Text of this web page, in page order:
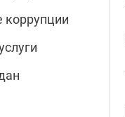
коррупции